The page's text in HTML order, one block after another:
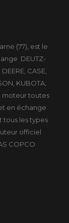
(77), est le
DEUTZ-
CASE,
KUBOTA,
moteur toutes
en échange
tous les types
officiel
COPCO